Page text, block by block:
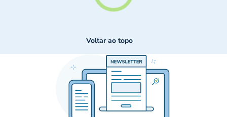
Voltar ao topo